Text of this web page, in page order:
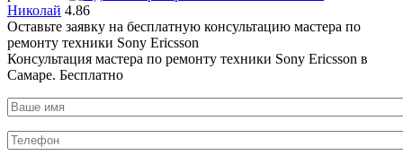
Николай 4.86
Оставьте заявку на бесплатную консультацию мастера по
ремонту техники Sony Ericsson
Консультация мастера по ремонту техники Sony Ericsson в
Самаре. Бесплатно